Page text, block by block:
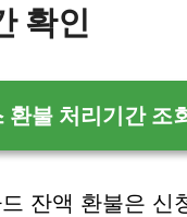
확인
환불 처리기간 조
잔액 환불은 신